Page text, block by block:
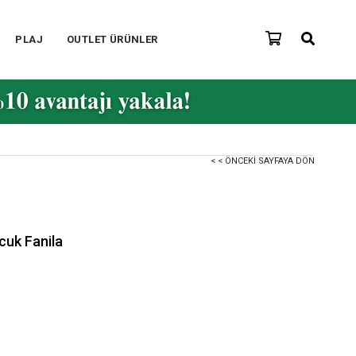
PLAJ OUTLET ÜRÜNLER
< < ÖNCEKI SAYFAYA DÖN
Fanila